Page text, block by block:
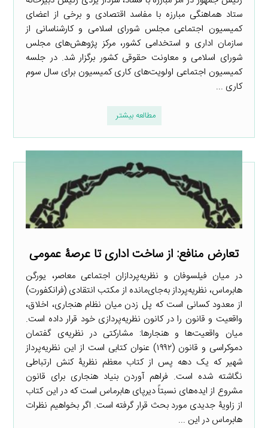
ستاد هماهنگی مبارزه با مفاسد اقتصادی و برخی از اعضای
کمیسیون اجتماعی مجلس شورای اسلامی و کارشناسانی از
سازمان اداری و استخدامی کشور، مرکز پژوهش‌های مجلس
شورای اسلامی و معاونت حقوقی کشور برگزار شد. در جلسه
کمیسیون اجتماعی اولویت‌های کاری کمیسیون برای سال سوم
کاری ...
مطالعه بیشتر
تعارض منافع: از ساخت اداری تا عرصۀ عمومی
در میان فیلسوفان و نظریه‌پردازان اجتماعی معاصر، یورگن
هابرماس، نظریه‌پرداز به‌جای‌مانده از مکتب انتقادی (فرانکفورت)
از معدود کسانی است که پل زدن میان نظام هنجاری، اخلاق،
واقعیت و قانون را در کانون نظریه‌پردازی خود قرار داده است.
میان واقعیت‌ها و هنجارها: مشارکتی در نظریه‌ی گفتمان
دموکراسی و قانون (۱۹۹۲) عنوان کتابی است از این نظریه‌پرداز
شهیر که یک دهه پس از کتاب معظم نظریۀ کنش ارتباطی
نگاشته شده است. فراهم آوردن بنیاد هنجاری برای قانون
مشروع از ایده‌های نسبتاً دیرپای هابرماس است که در این کتاب
از زاویۀ جدیدی مورد بحث قرار گرفته است. اگر بخواهیم نظرات
هابرماس در این ...